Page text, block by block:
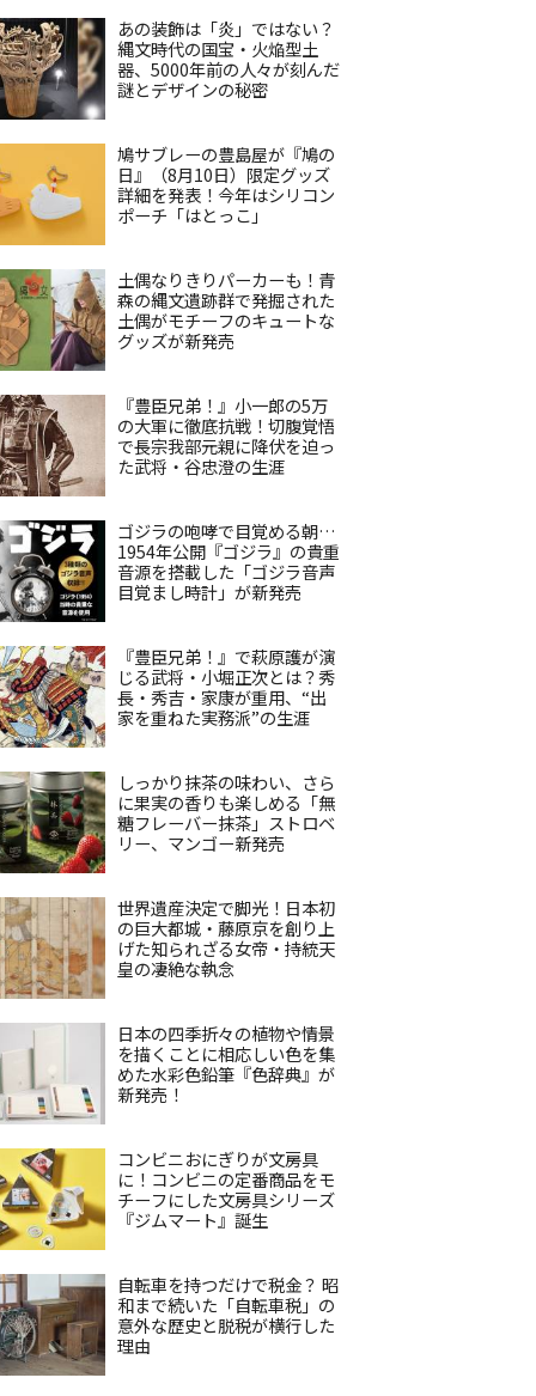
あの装飾は「炎」ではない？
縄文時代の国宝・火焔型土
器、5000年前の人々が刻んだ
謎とデザインの秘密
鳩サブレーの豊島屋が『鳩の
日』（8月10日）限定グッズ
詳細を発表！今年はシリコン
ポーチ「はとっこ」
土偶なりきりパーカーも！青
森の縄文遺跡群で発掘された
土偶がモチーフのキュートな
グッズが新発売
『豊臣兄弟！』小一郎の5万
の大軍に徹底抗戦！切腹覚悟
で長宗我部元親に降伏を迫っ
た武将・谷忠澄の生涯
ゴジラの咆哮で目覚める朝…
1954年公開『ゴジラ』の貴重
音源を搭載した「ゴジラ音声
目覚まし時計」が新発売
『豊臣兄弟！』で萩原護が演
じる武将・小堀正次とは？秀
長・秀吉・家康が重用、“出
家を重ねた実務派”の生涯
しっかり抹茶の味わい、さら
に果実の香りも楽しめる「無
糖フレーバー抹茶」ストロベ
リー、マンゴー新発売
世界遺産決定で脚光！日本初
の巨大都城・藤原京を創り上
げた知られざる女帝・持統天
皇の凄絶な執念
日本の四季折々の植物や情景
を描くことに相応しい色を集
めた水彩色鉛筆『色辞典』が
新発売！
コンビニおにぎりが文房具
に！コンビニの定番商品をモ
チーフにした文房具シリーズ
『ジムマート』誕生
自転車を持つだけで税金？ 昭
和まで続いた「自転車税」の
意外な歴史と脱税が横行した
理由